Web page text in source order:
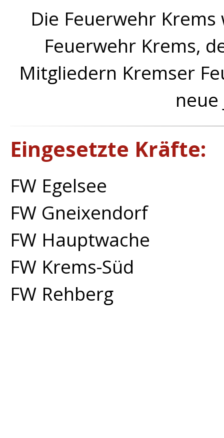
Die Feuerwehr
Feuerwehr Krems,
Mitgliedern Kremser
Eingesetzte Kräfte:
FW Egelsee
FW Gneixendorf
FW Hauptwache
FW Krems-Süd
FW Rehberg